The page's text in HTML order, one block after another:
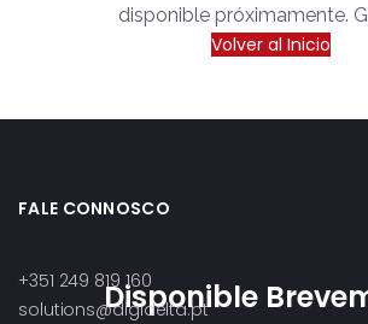
Disponible
disponible próximamente.
Volver al Inicio
FALE CONNOSCO
+351 249 819 160
solutions@digidelta.pt